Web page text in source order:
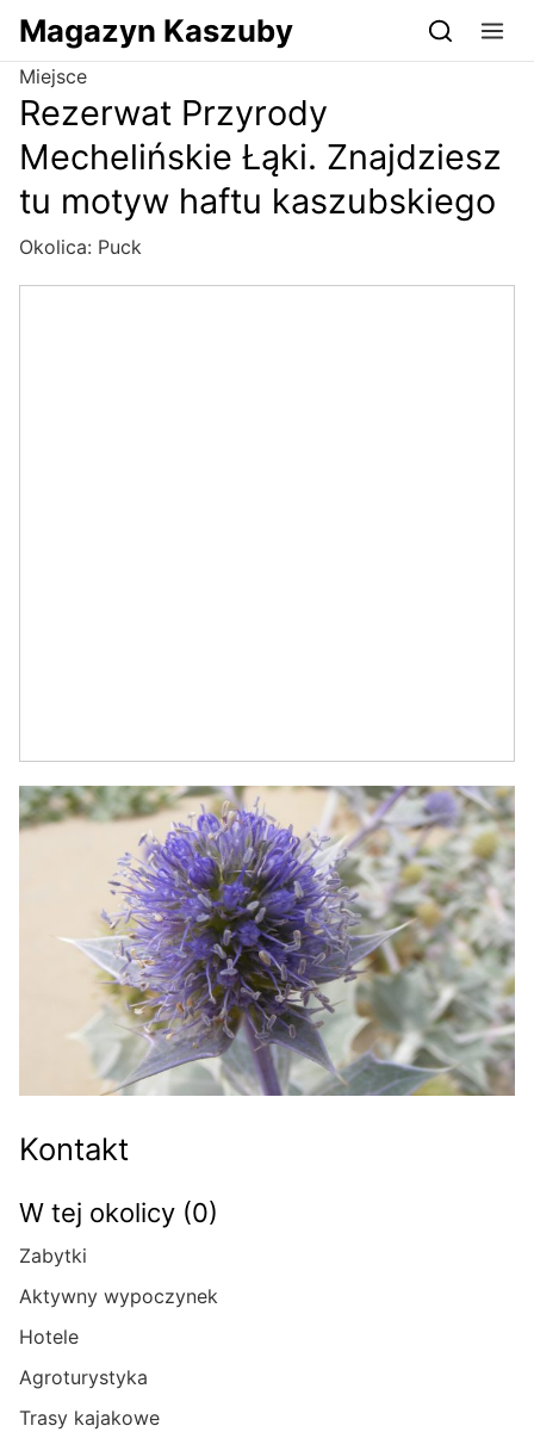
Przejdź do serwisu magazynkaszuby.pl
Magazyn Kaszuby
Miejsce
Rezerwat Przyrody
Mechelińskie Łąki. Znajdziesz
tu motyw haftu kaszubskiego
Okolica: Puck
Kontakt
W tej okolicy (0)
Zabytki
Aktywny wypoczynek
Hotele
Agroturystyka
Trasy kajakowe